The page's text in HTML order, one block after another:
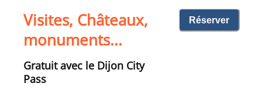
Visites, Châteaux,
monuments...
Gratuit avec le Dijon City
Pass
Réserver